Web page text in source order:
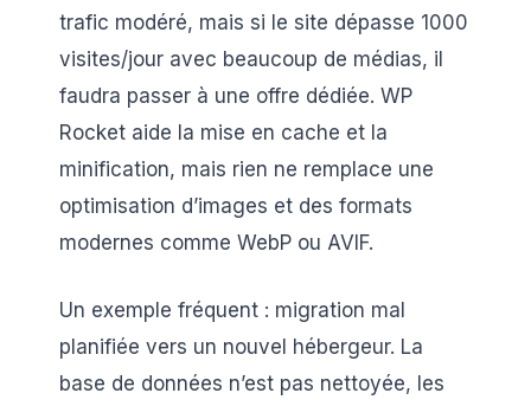
trafic modéré, mais si le site dépasse 1000
visites/jour avec beaucoup de médias, il
faudra passer à une offre dédiée. WP
Rocket aide la mise en cache et la
minification, mais rien ne remplace une
optimisation d’images et des formats
modernes comme WebP ou AVIF.
Un exemple fréquent : migration mal
planifiée vers un nouvel hébergeur. La
base de données n’est pas nettoyée, les